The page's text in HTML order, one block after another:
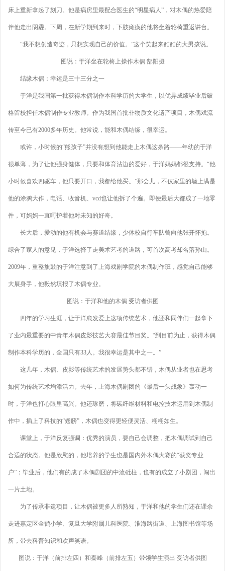
床上重新拿起了刻刀。他是病房里最配合医生的“明星病人”，对木偶的热爱陪
伴他走出阴霾。下周，在新学期到来时，下肢瘫痪的他将坐着轮椅重返讲台。
“我不想创造奇迹，只想实现自己的价值。”这个笑起来酷酷的大男孩说。
图说：于洋坐在轮椅上操作木偶 郜阳摄
结缘木偶：幸运是三十三分之一
于洋是我国第一批获得木偶制作本科学历的大学生，以优异成绩毕业后破
格留校担任木偶制作专业教师。作为我国首批非物质文化遗产项目，木偶戏流
传至今已有2000多年历史。他常说，能和木偶结缘，很幸运。
或许，小时候的“熊孩子”并没有想到他能走上木偶这条路——年幼的于洋
很单薄，为了让他强身健体，只要和体育沾边的爱好，于洋妈妈都很支持。“他
小时候喜欢四驱车，他只要开口，我都给他买。”那会儿，不仅家里的墙上满是
他的涂鸦大作，电话、收音机、vcd也让他拆了个遍。即便最后大都成了一地零
件，可妈妈一直呵护着他对未知的好奇。
长大后，爱动的他有机会与赛道结缘，少体校自行车队曾向他张开怀抱。
综合了家人的意见，于洋选择了走美术艺考的道路，可首次高考却名落孙山。
2009年，重整旗鼓的于洋注意到了上海戏剧学院的木偶制作班，感觉自己能够
大展身手，他毅然填报了木偶专业。
图说：于洋和他的木偶 受访者供图
四年的学习生涯，让于洋愈发爱上这项传统艺术，他还和同伴们一起拿下
了业内最重要的中青年木偶皮影技艺大赛最佳节目奖。“到目前为止，获得木偶
制作本科学历的，全国只有33人。我很幸运是其中之一。”
这几年，木偶、皮影等传统艺术的发展势头都不错，木偶从业者也在思考
如何为传统艺术增添活力。去年，上海木偶剧团的《最后一头战象》轰动一
时，于洋也打心眼里高兴。他还琢磨，将碳纤维材料和电控技术运用到木偶制
作中，插上了科技的“翅膀”，木偶也变得更轻便灵活、栩栩如生。
课堂上，于洋反复强调：优秀的演员，要自己会调整，把木偶调试到自己
合适的状态。他是欣慰的，他培养的学生也是国内外木偶大赛的“获奖专业
户”；毕业后，他们有的成了木偶剧团的中流砥柱，也有的成立了小剧团，闯出
一片土地。
为了传承非遗项目，让木偶被更多人所熟知，于洋和他的学生们还在课余
走进嘉定区金鹤小学、复旦大学附属儿科医院、淮海路街道、上海图书馆等场
所，带去科普知识和欢声笑语。
图说：于洋（前排左四）和秦峰（前排左五）带领学生演出 受访者供图